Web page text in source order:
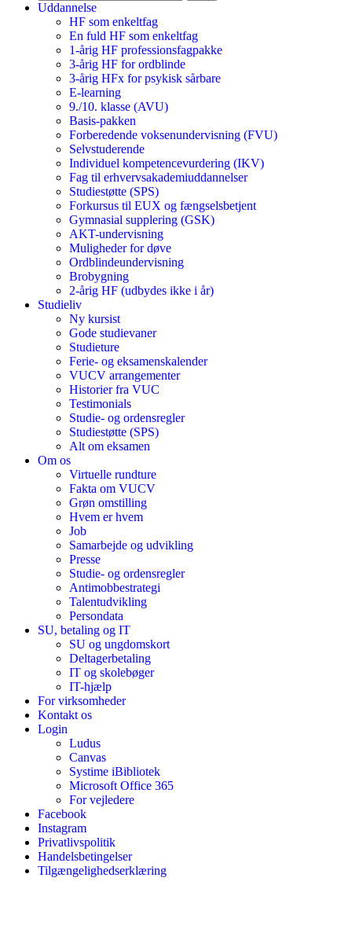
Uddannelse
HF som enkeltfag
En fuld HF som enkeltfag
1-årig HF professionsfagpakke
3-årig HF for ordblinde
3-årig HFx for psykisk sårbare
E-learning
9./10. klasse (AVU)
Basis-pakken
Forberedende voksenundervisning (FVU)
Selvstuderende
Individuel kompetencevurdering (IKV)
Fag til erhvervsakademiuddannelser
Studiestøtte (SPS)
Forkursus til EUX og fængselsbetjent
Gymnasial supplering (GSK)
AKT-undervisning
Muligheder for døve
Ordblindeundervisning
Brobygning
2-årig HF (udbydes ikke i år)
Studieliv
Ny kursist
Gode studievaner
Studieture
Ferie- og eksamenskalender
VUCV arrangementer
Historier fra VUC
Testimonials
Studie- og ordensregler
Studiestøtte (SPS)
Alt om eksamen
Om os
Virtuelle rundture
Fakta om VUCV
Grøn omstilling
Hvem er hvem
Job
Samarbejde og udvikling
Presse
Studie- og ordensregler
Antimobbestrategi
Talentudvikling
Persondata
SU, betaling og IT
SU og ungdomskort
Deltagerbetaling
IT og skolebøger
IT-hjælp
For virksomheder
Kontakt os
Login
Ludus
Canvas
Systime iBibliotek
Microsoft Office 365
For vejledere
Facebook
Instagram
Privatlivspolitik
Handelsbetingelser
Tilgængelighedserklæring